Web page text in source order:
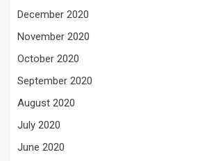
December 2020
November 2020
October 2020
September 2020
August 2020
July 2020
June 2020